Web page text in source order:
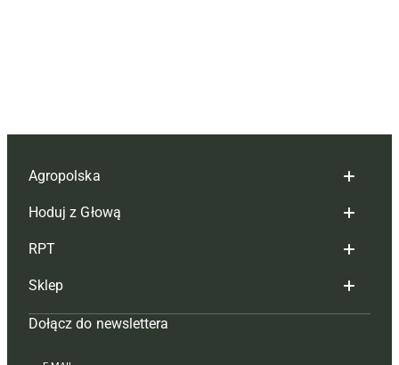
Agropolska
Redakcja
Reklama
Tagi
Mapa serwisu
Kontakt
Hoduj z Głową
Hoduj z głową bydło
Hoduj z głową świnie
Prenumerata
RPT
Redakcja
Prenumerata
Sklep
Czasopisma i prenumerata
Dołącz do newslettera